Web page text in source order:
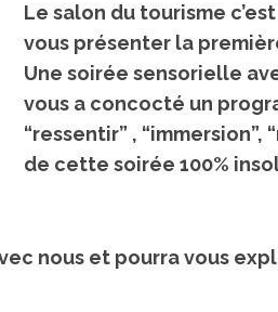
Le salon du tourisme
vous présenter la
Une soirée sensorielle
vous a concocté un
“ressentir” ,
de cette soirée 100%
nous et pourra vous